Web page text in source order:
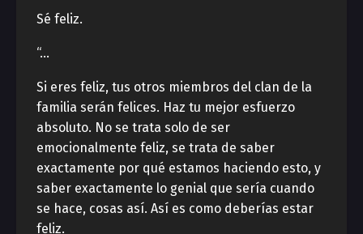
Sé feliz.
“…
Si eres feliz, tus otros miembros del clan de la
familia serán felices. Haz tu mejor esfuerzo
absoluto. No se trata solo de ser
emocionalmente feliz, se trata de saber
exactamente por qué estamos haciendo esto, y
saber exactamente lo genial que sería cuando
se hace, cosas así. Así es como deberías estar
feliz.